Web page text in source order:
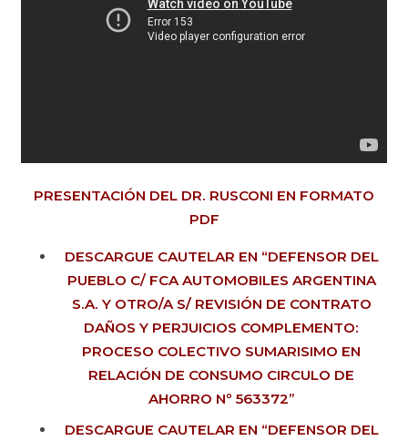
PRESENTACIÓN DEL DR. RUSCONI EN FORMATO
PDF
DESCARGUE CAUTELAR EN “DEFENSOR DEL
PUEBLO C/ FCA AUTOMOBILES ARGENTINA
S.A. Y OTRO/A S/ REVISIÓN DE CONTRATO
DAÑOS Y PERJUICIOS COMPLEMENTO:
PROCESO COLECTIVO SUMARISIMO EN
RELACIÓN DE CONSUMO CIRCULO DE
AHORRO Nº 563372”
DESCARGUE CAUTELAR EN “DEFENSOR DEL